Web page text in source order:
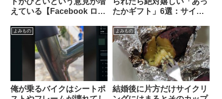
えている【Facebook ログ
たかギフト」6選：サイズ
いなく感謝されます
よみもの
俺が乗るバイクはシートポ
よみもの
結婚後に片方だけサイクリ